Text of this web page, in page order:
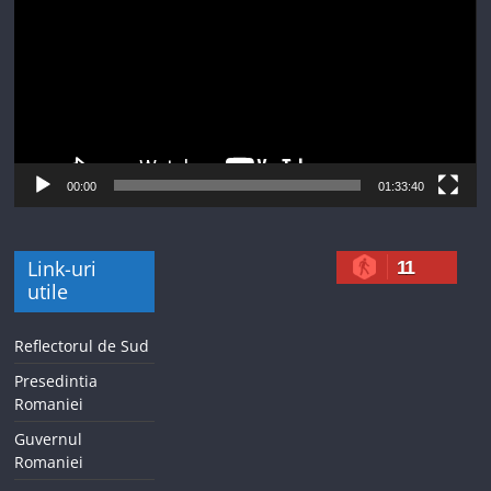
00:00 01:33:40
Link-uri
utile
Reflectorul de Sud
Presedintia
Romaniei
Guvernul
Romaniei
11